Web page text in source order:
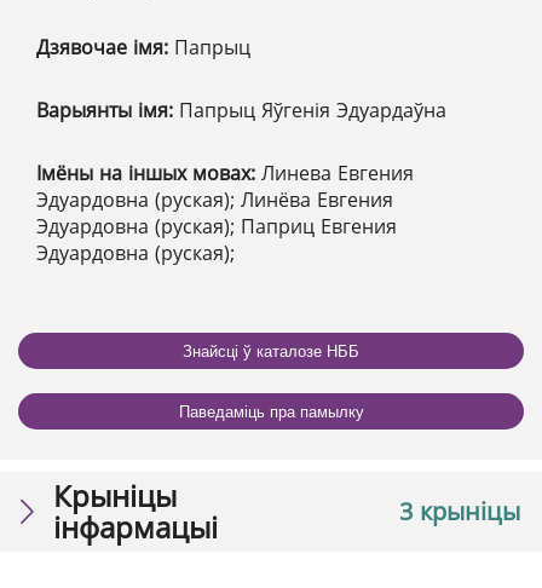
Дзявочае імя: Папрыц
Варыянты імя: Папрыц Яўгенія Эдуардаўна
Імёны на іншых мовах: Линева Евгения
Эдуардовна (руская); Линёва Евгения
Эдуардовна (руская); Паприц Евгения
Эдуардовна (руская);
Знайсці ў каталозе НББ
Паведаміць пра памылку
3 крыніцы
Крыніцы
інфармацыі